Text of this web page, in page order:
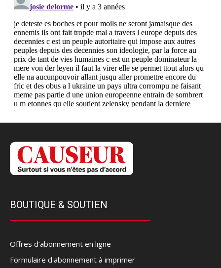
BOUTIQUE & SOUTIEN
Offres d’abonnement en ligne
Formulaire d'abonnement à imprimer